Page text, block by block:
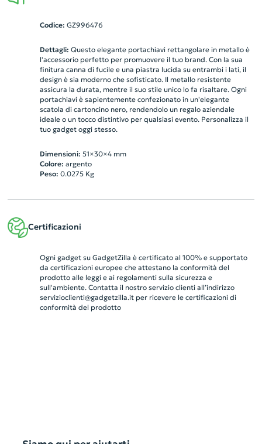
Codice: GZ996476
Dettagli: Questo elegante portachiavi rettangolare in metallo è
l'accessorio perfetto per promuovere il tuo brand. Con la sua
finitura canna di fucile e una piastra lucida su entrambi i lati, il
design è sia moderno che sofisticato. Il metallo resistente
assicura la durata, mentre il suo stile unico lo fa risaltare. Ogni
portachiavi è sapientemente confezionato in un'elegante
scatola di cartoncino nero, rendendolo un regalo aziendale
ideale o un tocco distintivo per qualsiasi evento. Personalizza il
tuo gadget oggi stesso.
Dimensioni: 51×30×4 mm
Colore: argento
Peso: 0.0275Kg
Certificazioni
Ogni gadget su GadgetZilla è certificato al 100% e supportato
da certificazioni europee che attestano la conformità del
prodotto alle leggi e ai regolamenti sulla sicurezza e
sull'ambiente. Contatta il nostro servizio clienti all’indirizzo
servizioclienti@gadgetzilla.itper ricevere le certificazioni di
conformità del prodotto